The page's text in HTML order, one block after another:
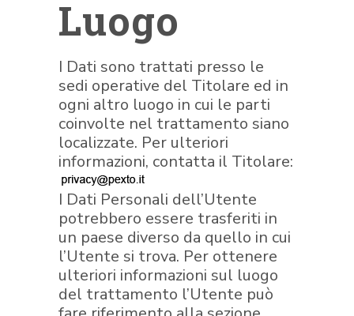
Luogo
I Dati sono trattati presso le
sedi operative del Titolare ed in
ogni altro luogo in cui le parti
coinvolte nel trattamento siano
localizzate. Per ulteriori
informazioni, contatta il Titolare:
I Dati Personali dell’Utente
potrebbero essere trasferiti in
un paese diverso da quello in cui
l’Utente si trova. Per ottenere
ulteriori informazioni sul luogo
del trattamento l’Utente può